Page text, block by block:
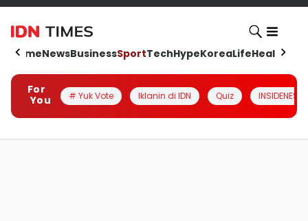
HomeNewsBusinessSportTechHypeKoreaLifeHealth
For
You
# Yuk Vote Iklanin di IDN Quiz INSIDENESIA